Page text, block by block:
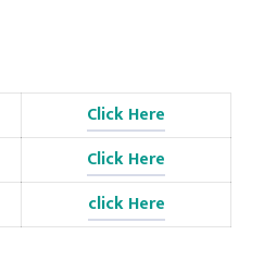
Click Here
Click Here
click Here